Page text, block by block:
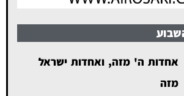
אחדות ה' מזה, ואחדות ישראל
מזה